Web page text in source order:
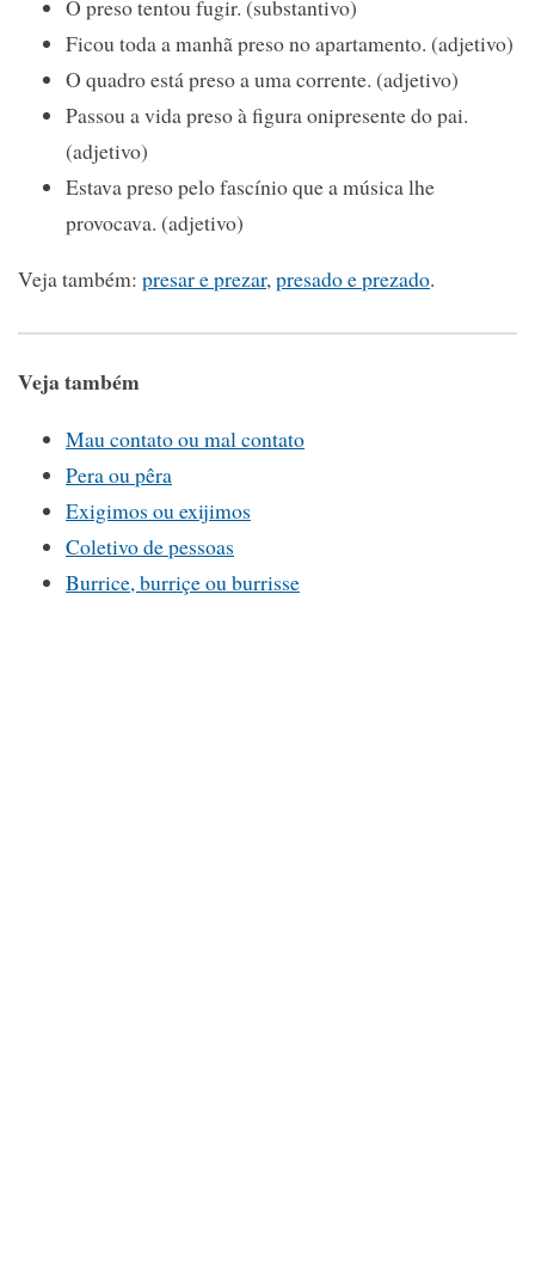
O preso tentou fugir. (substantivo)
Ficou toda a manhã preso no apartamento. (adjetivo)
O quadro está preso a uma corrente. (adjetivo)
Passou a vida preso à figura onipresente do pai.
(adjetivo)
Estava preso pelo fascínio que a música lhe
provocava. (adjetivo)
Veja também: presar e prezar,presado e prezado.
Veja também
Mau contato ou mal contato
Pera ou pêra
Exigimos ou exijimos
Coletivo de pessoas
Burrice, burriçe ou burrisse